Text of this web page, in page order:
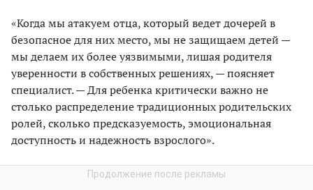
«Когда мы атакуем отца, который ведет дочерей в
безопасное для них место, мы не защищаем детей —
мы делаем их более уязвимыми, лишая родителя
уверенности в собственных решениях, — поясняет
специалист. — Для ребенка критически важно не
столько распределение традиционных родительских
ролей, сколько предсказуемость, эмоциональная
доступность и надежность взрослого».